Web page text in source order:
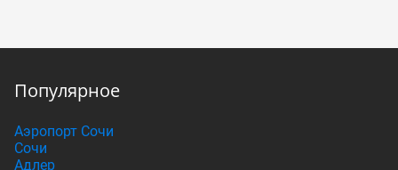
Популярное
Аэропорт Сочи
Сочи
Адлер